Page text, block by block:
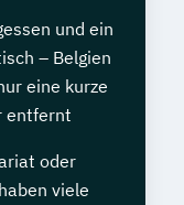
und ein
– Belgien
eine kurze
entfernt
oder
viele